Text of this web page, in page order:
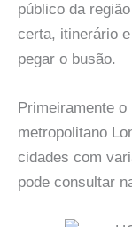
público da
certa, itinerário
pegar o busão.
Primeiramente
metropolitano
cidades com
pode consultar